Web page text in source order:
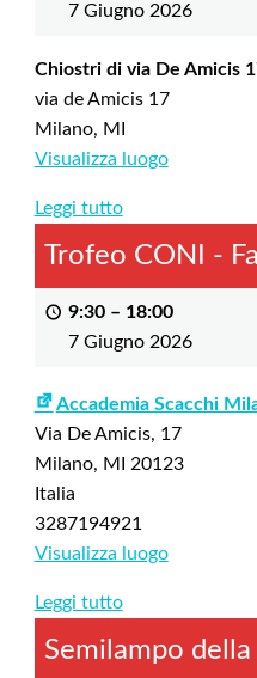
7 Giugno 2026
Chiostri di via De Amicis
via de Amicis 17
Milano, MI
Visualizza luogo
Leggi tutto
Trofeo CONI -
9:30 – 18:00
7 Giugno 2026
Accademia Scacchi
Via De Amicis, 17
Milano, MI
20123
Italia
3287194921
Visualizza luogo
Leggi tutto
Semilampo